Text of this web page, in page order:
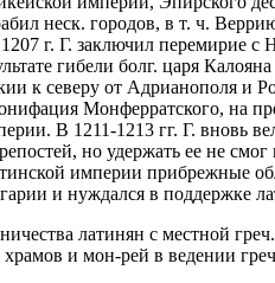
неск. городов, в т. ч.
г. Г. заключил перемирие с
гибели болг. царя
к северу от Адрианополя и
Монферратского, на
В 1211-1213 гг. Г. вновь
но удержать ее не
империи прибрежные
и нуждался в поддержке
латинян с местной
храмов и мон-рей в ведении